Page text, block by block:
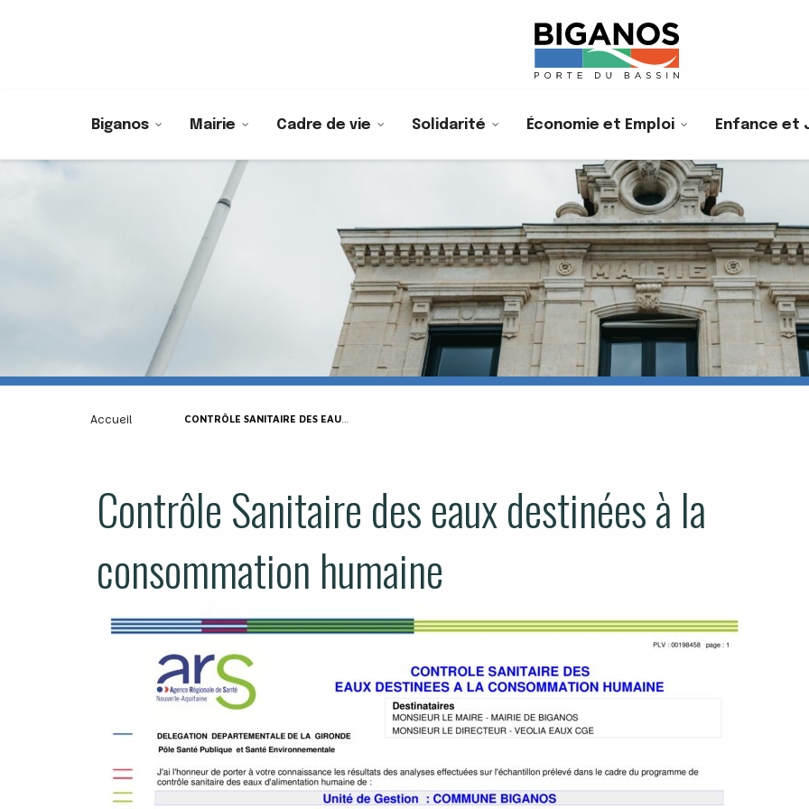
Biganos Mairie Cadre de vie Solidarité Économie et Emploi Enfance et
Accueil CONTRÔLE SANITAIRE DES EAUX DESTINÉES À LA CONSOMMATION HUMAINE
Contrôle Sanitaire des eaux destinées à la
consommation humaine